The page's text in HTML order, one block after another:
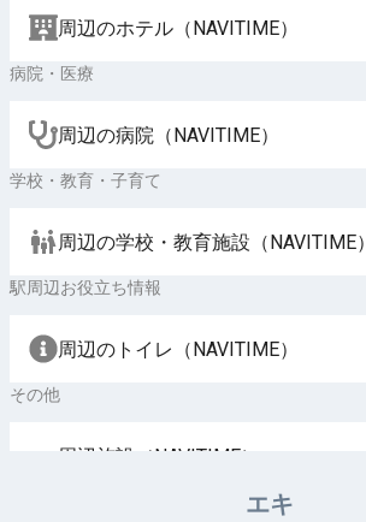
周辺のホテル（NAVITIME）
病院・医療
周辺の病院（NAVITIME）
学校・教育・子育て
周辺の学校・教育施設（NAVITIME）
駅周辺お役立ち情報
周辺のトイレ（NAVITIME）
その他
周辺施設（NAVITIME）
エキ